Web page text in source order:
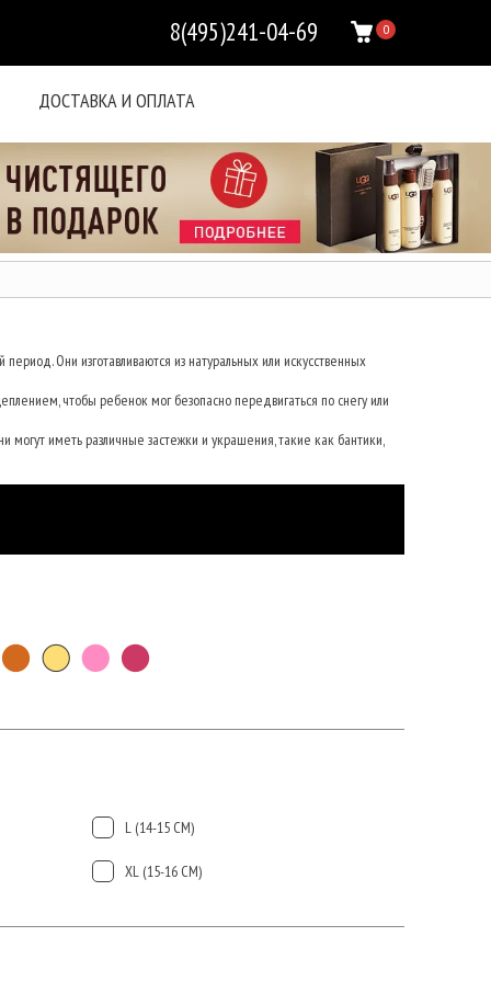
0
8(495)241-04-69
ДОСТАВКА И ОПЛАТА
Они изготавливаются из натуральных или искусственных
чтобы ребенок мог безопасно передвигаться по снегу или
иметь различные застежки и украшения, такие как бантики,
L (14-15 CМ)
ХL (15-16 CМ)